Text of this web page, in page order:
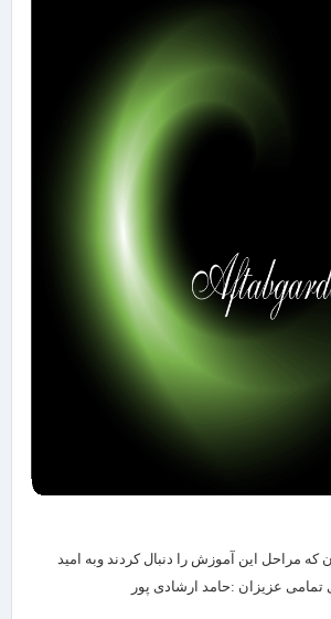
که مراحل این آموزش را دنبال کردند وبه امید
عزیزان :حامد ارشادی پور